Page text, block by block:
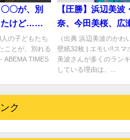
〇が、別
たけど…」
どもたち
の子どもたち
ことが、別れる
ABEMA TIMES
【圧勝】浜辺美波
奈、今田美桜、広
勝！あらゆるラン
独走”
（出典 浜辺美波のかわ
壁紙32枚 | エモい!!スマ
美波さんが多くのラン
している理由は、...
ク